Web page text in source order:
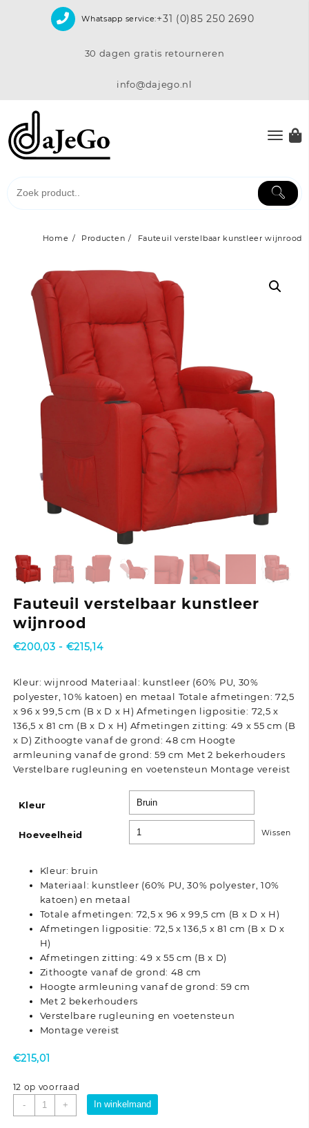
Whatsapp service:+31 (0)85 250 2690
30 dagen gratis retourneren
info@dajego.nl
Home Producten Fauteuil verstelbaar kunstleer wijnrood
Fauteuil verstelbaar kunstleer
wijnrood
€200,03 - €215,14Prijsklasse:
Kleur: wijnrood Materiaal: kunstleer (60% PU, 30%
polyester, 10% katoen) en metaal Totale afmetingen: 72,5
x 96 x 99,5 cm (B x D x H) Afmetingen ligpositie: 72,5 x
136,5 x 81 cm (B x D x H) Afmetingen zitting: 49 x 55 cm (B
x D) Zithoogte vanaf de grond: 48 cm Hoogte
armleuning vanaf de grond: 59 cm Met 2 bekerhouders
Verstelbare rugleuning en voetensteun Montage vereist
Kleur
Hoeveelheid Wissen
Kleur: bruin
Materiaal: kunstleer (60% PU, 30% polyester, 10%
katoen) en metaal
Totale afmetingen: 72,5 x 96 x 99,5 cm (B x D x H)
Afmetingen ligpositie: 72,5 x 136,5 x 81 cm (B x D x
H)
Afmetingen zitting: 49 x 55 cm (B x D)
Zithoogte vanaf de grond: 48 cm
Hoogte armleuning vanaf de grond: 59 cm
Met 2 bekerhouders
Verstelbare rugleuning en voetensteun
Montage vereist
€215,01
12 op voorraad
-
Fauteuil
verstelbaar
+ In winkelmand